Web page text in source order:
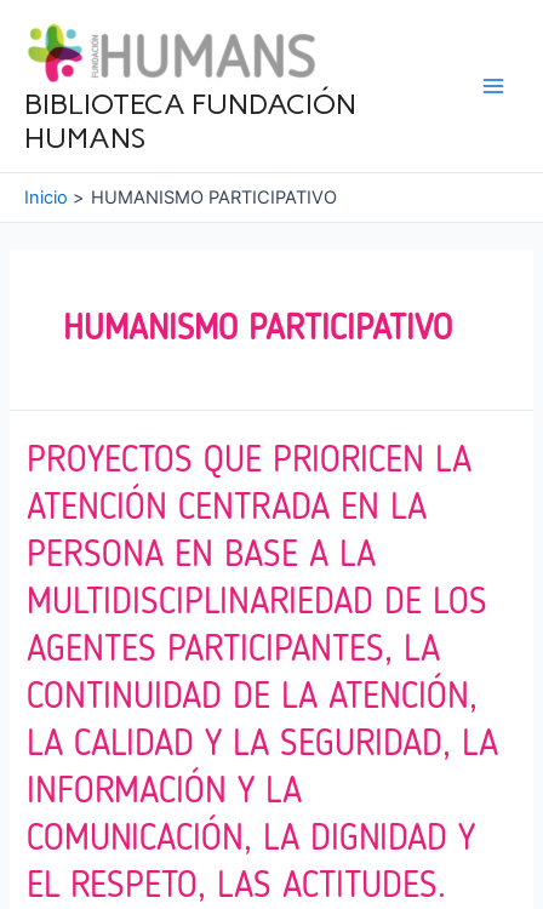
contenido
BIBLIOTECA FUNDACIÓN
HUMANS
Inicio HUMANISMO PARTICIPATIVO
HUMANISMO PARTICIPATIVO
PROYECTOS QUE PRIORICEN LA
ATENCIÓN CENTRADA EN LA
PERSONA EN BASE A LA
MULTIDISCIPLINARIEDAD DE LOS
AGENTES PARTICIPANTES, LA
CONTINUIDAD DE LA ATENCIÓN,
LA CALIDAD Y LA SEGURIDAD, LA
INFORMACIÓN Y LA
COMUNICACIÓN, LA DIGNIDAD Y
EL RESPETO, LAS ACTITUDES.